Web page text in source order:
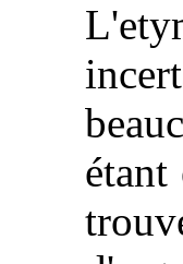
étant